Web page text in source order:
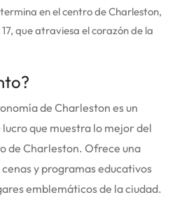
en el centro de Charleston,
que atraviesa el corazón de la
de Charleston es un
que muestra lo mejor del
de Charleston. Ofrece una
y programas educativos
emblemáticos de la ciudad.